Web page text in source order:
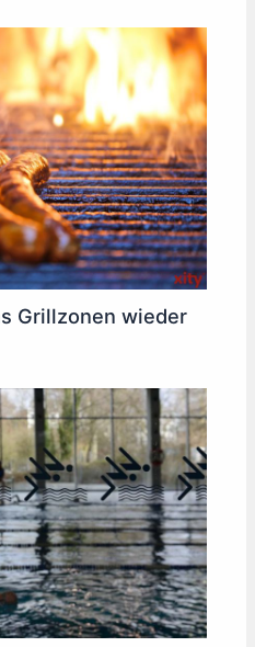
Grillzonen wieder